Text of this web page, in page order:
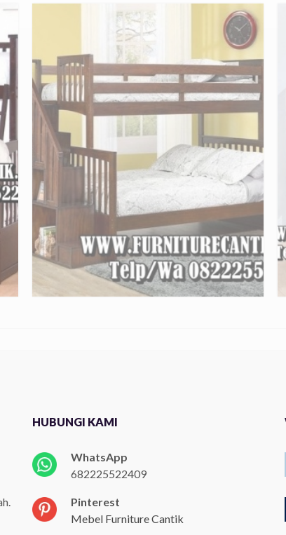
HUBUNGI KAMI
WhatsApp
682225522409
Pinterest
Mebel Furniture Cantik